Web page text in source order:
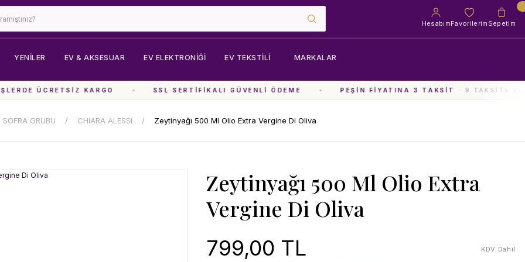
HesabımFavorilerim Sepetim
YENİLER EV & AKSESUAR EV ELEKTRONIĞI EV TEKSTILI MARKALAR
ÜCRETSIZ KARGO SSL SERTIFIKALI GÜVENLI ÖDEME PEŞIN FIYATINA 3 TAKSIT · 9 TAKSITE
SOFRA GRUBU CHIARA ALESSI Zeytinyağı 500 Ml Olio Extra Vergine Di Oliva
Zeytinyağı 500 Ml Olio Extra
Vergine Di Oliva
799,00 TL KDV Dahil